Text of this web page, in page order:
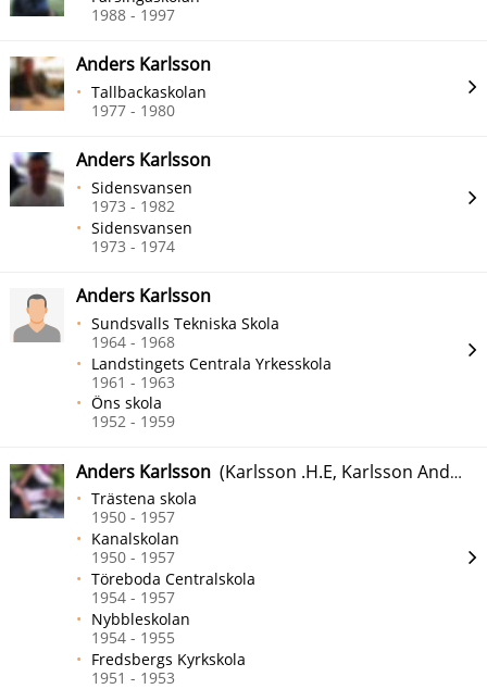
1988 - 1997
Anders Karlsson
Tallbackaskolan
1977 - 1980
Anders Karlsson
Sidensvansen
1973 - 1982
Sidensvansen
1973 - 1974
Anders Karlsson
Sundsvalls Tekniska Skola
1964 - 1968
Landstingets Centrala Yrkesskola
1961 - 1963
Öns skola
1952 - 1959
Anders Karlsson (Karlsson .H.E, Karlsson Anders.H.E., Karlsson. H. E.)
Trästena skola
1950 - 1957
Kanalskolan
1950 - 1957
Töreboda Centralskola
1954 - 1957
Nybbleskolan
1954 - 1955
Fredsbergs Kyrkskola
1951 - 1953